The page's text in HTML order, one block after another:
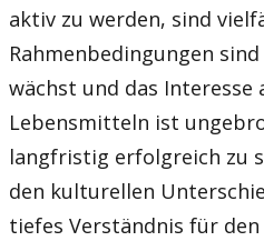
aktiv zu werden, sind
Rahmenbedingungen
wächst und das Interesse
Lebensmitteln ist
langfristig erfolgreich zu
den kulturellen
tiefes Verständnis für